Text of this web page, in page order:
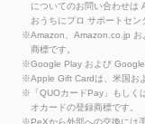
についてのお問い合わせは
おうちにプロ サポートセン
※Amazon、Amazon.co.jp お
商標です。
※Google Play および Google
※Apple Gift Cardは、米国お
※「QUOカードPay」もしく
オカードの登録商標です。
※PeXから外部への交換には